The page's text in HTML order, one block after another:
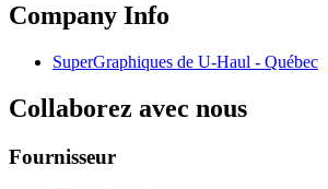
Company Info
SuperGraphiques de U-Haul - Québec
Collaborez avec nous
Fournisseur